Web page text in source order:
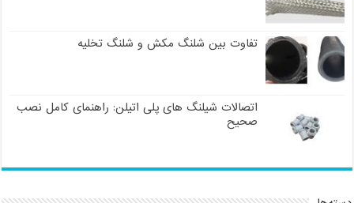
تفاوت بین شلنگ مکش و شلنگ تخلیه
اتصالات شیلنگ های پلی اتیلن: راهنمای کامل نصب
صحیح